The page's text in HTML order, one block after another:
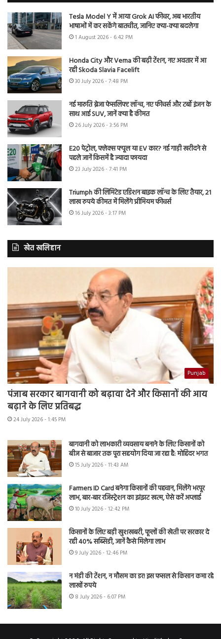
Tesla Model Y में आया Grok AI फीचर, अब भारतीय
भाषाओं में कर सकेंगे बातचीत, जानिए क्या-क्या बदलेगा
1 August 2026 - 6:42 PM
Honda City और Verna की बढ़ी टेंशन, नए अवतार में आ
रही Skoda Slavia Facelift
30 July 2026 - 7:48 PM
नई मारुति ब्रेजा फेसलिफ्ट लॉन्च, नए फीचर्स और टर्बो इंजन के
साथ आई SUV, जानें क्या है कीमत
26 July 2026 - 3:56 PM
E20 पेट्रोल, फ्लेक्स फ्यूल या EV कार? नई गाड़ी खरीदने से
पहले जानें किसमें है ज्यादा फायदा
23 July 2026 - 7:41 PM
Triumph की लिमिटेड एडिशन बाइक लॉन्च के लिए तैयार, 21
लाख रुपये कीमत में मिलेंगे प्रीमियम फीचर्स
16 July 2026 - 3:17 PM
खेत खलिहान
Punjab
पंजाब सरकार बागवानी को बढ़ावा देने और किसानों की आय
बढ़ाने के लिए प्रतिबद्ध
24 July 2026 - 1:45 PM
बागवानी को लाभकारी व्यवसाय बनाने के लिए किसानों को
बीज से बाजार तक पूरा सहयोग दिया जा रहा है: मोहिंदर भगत
15 July 2026 - 11:43 AM
Farmers ID Card बनेगा किसानों की पहचान, मिलेंगे भरपूर
लाभ, बार-बार रजिस्ट्रेशन का झंझट खत्म, ऐसे करें अप्लाई
10 July 2026 - 12:42 PM
किसानों के लिए बड़ी खुशखबरी, फूलों की खेती पर सरकार दे
रही 40% सब्सिडी, जानें कैसे मिलेगा लाभ
9 July 2026 - 12:46 PM
न मंडी की टेंशन, न मौसम का डर! इस फसल से किसान कमा रहे
लाखों रुपये
8 July 2026 - 6:07 PM